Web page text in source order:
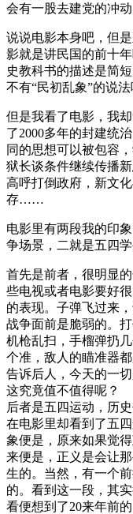
会有一股去建党的冲动
说说电影本身吧，但
影就是讲民国的前十
史教科书的描述是简
不有“民初乱象”的说法
但是我看了电影，我
了2000多年的封建统
同的思想可以被包容
狱长谈条件继续传播
高呼打倒政府，新文
存……
电影里有两段我的印
争场景，二就是五四学
首先是前者，很明显
些电视或者电影要好
的表现。子弹飞过来
战争面前是脆弱的。
机枪乱扫，手榴弹扔
个准，敌人的瞄准器
告诉后人，今天的一
这究竟值不值得呢？
后者是五四运动，历
在电影里却看到了五
象便是，原来如果觉
来便是，正义是会让
生的。当然，有一个
的。看到这一段，其
看便想到了20来年前